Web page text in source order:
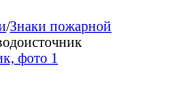
/Знаки пожарной